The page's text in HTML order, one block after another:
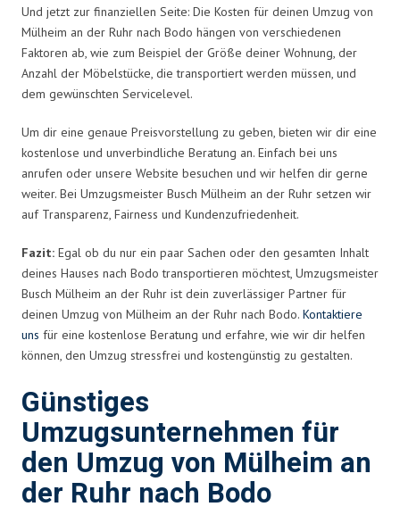
Und jetzt zur finanziellen Seite: Die Kosten für deinen Umzug von
Mülheim an der Ruhr nach Bodo hängen von verschiedenen
Faktoren ab, wie zum Beispiel der Größe deiner Wohnung, der
Anzahl der Möbelstücke, die transportiert werden müssen, und
dem gewünschten Servicelevel.
Um dir eine genaue Preisvorstellung zu geben, bieten wir dir eine
kostenlose und unverbindliche Beratung an. Einfach bei uns
anrufen oder unsere Website besuchen und wir helfen dir gerne
weiter. Bei Umzugsmeister Busch Mülheim an der Ruhr setzen wir
auf Transparenz, Fairness und Kundenzufriedenheit.
Fazit: Egal ob du nur ein paar Sachen oder den gesamten Inhalt
deines Hauses nach Bodo transportieren möchtest, Umzugsmeister
Busch Mülheim an der Ruhr ist dein zuverlässiger Partner für
deinen Umzug von Mülheim an der Ruhr nach Bodo. Kontaktiere
uns für eine kostenlose Beratung und erfahre, wie wir dir helfen
können, den Umzug stressfrei und kostengünstig zu gestalten.
Günstiges
Umzugsunternehmen für
den Umzug von Mülheim an
der Ruhr nach Bodo